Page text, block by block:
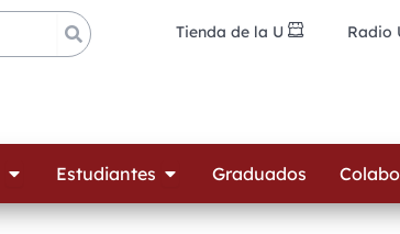
Tienda de la U Radio
Open Oferta Académica
Estudiantes Open Estudiantes
Graduados